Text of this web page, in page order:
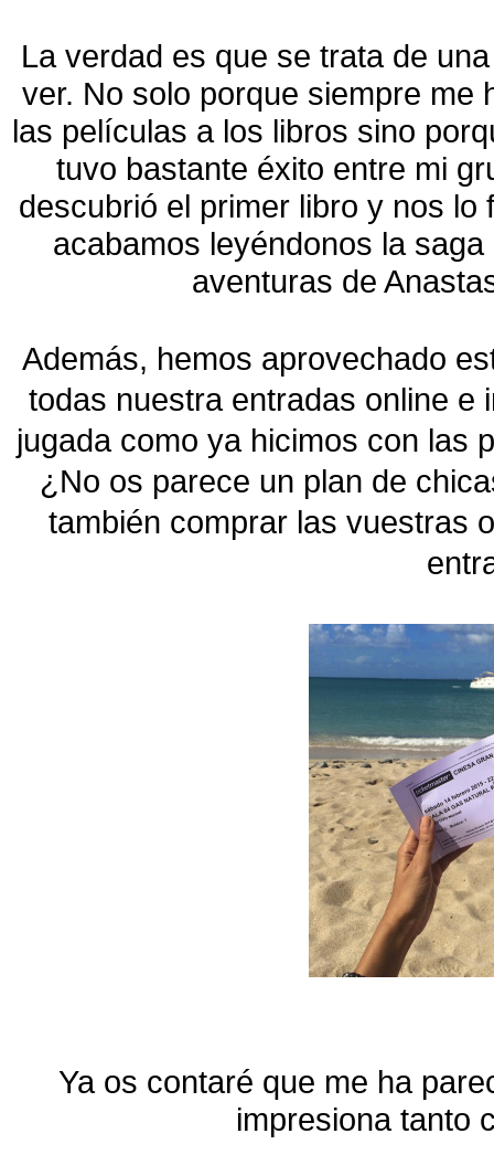
La verdad es que se trata de
ver. No solo porque siempre me
las películas a los libros sino
tuvo bastante éxito entre mi
descubrió el primer libro y nos
acabamos leyéndonos la
aventuras de
Además, hemos aprovechado
todas nuestra entradas online e
jugada como ya hicimos con las
¿No os parece un plan de
también comprar las vuestras
Ya os contaré que me ha
impresiona tanto